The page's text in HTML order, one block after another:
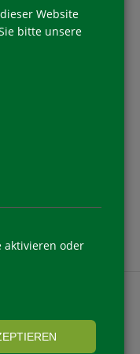
Website
bitte unsere
aktivieren oder